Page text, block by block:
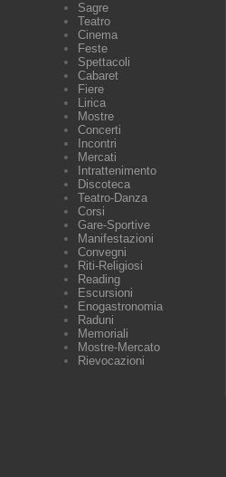
Sagre
Teatro
Cinema
Feste
Spettacoli
Cabaret
Fiere
Lirica
Mostre
Concerti
Incontri
Mercati
Intrattenimento
Discoteca
Teatro-Danza
Corsi
Gare-Sportive
Manifestazioni
Convegni
Riti-Religiosi
Reading
Escursioni
Enogastronomia
Raduni
Memoriali
Mostre-Mercato
Rievocazioni